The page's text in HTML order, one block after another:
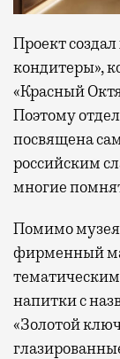
Проект
кондитеры»,
«Красный
Поэтому
посвящена
российским
многие
Помимо музея
фирменный
напитки с
«Золотой